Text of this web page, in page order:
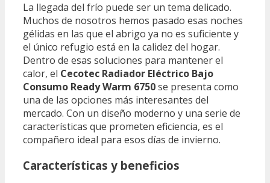
La llegada del frío puede ser un tema delicado.
Muchos de nosotros hemos pasado esas noches
gélidas en las que el abrigo ya no es suficiente y
el único refugio está en la calidez del hogar.
Dentro de esas soluciones para mantener el
calor, el Cecotec Radiador Eléctrico Bajo
Consumo Ready Warm 6750se presenta como
una de las opciones más interesantes del
mercado. Con un diseño moderno y una serie de
características que prometen eficiencia, es el
compañero ideal para esos días de invierno.
Características y beneficios